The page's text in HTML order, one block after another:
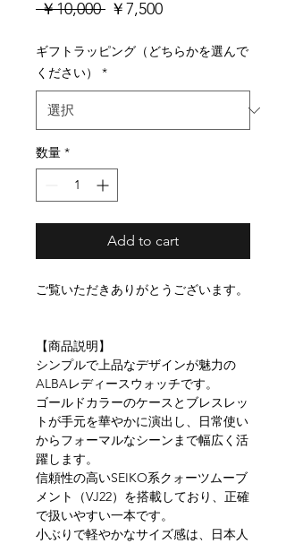
￥10,000 通
価
格
￥7,500セ
ル
格
ギフトラッピング（どちらかを選んで
ください）
*
数量 *
Add to cart
ご覧いただきありがとうございます。
【商品説明】
シンプルで上品なデザインが魅力の
ALBAレディースウォッチです。
ゴールドカラーのケースとブレスレッ
トが手元を華やかに演出し、日常使い
からフォーマルなシーンまで幅広く活
躍します。
信頼性の高いSEIKO系クォーツムーブ
メント（VJ22）を搭載しており、正確
で扱いやすい一本です。
小ぶりで軽やかなサイズ感は、日本人